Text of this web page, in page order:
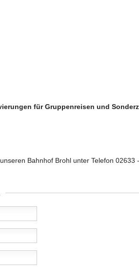
für Gruppenreisen und
Bahnhof Brohl unter Telefon 02633